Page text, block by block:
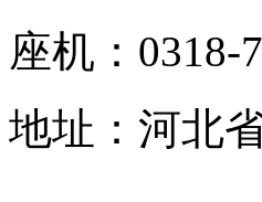
座机：0318-
地址：河北